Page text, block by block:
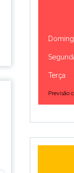
Terça
Previsão